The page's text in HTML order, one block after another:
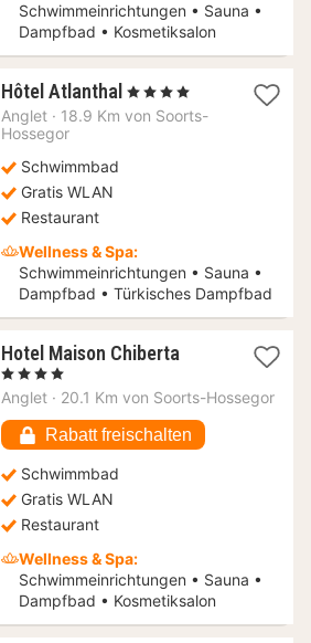
Schwimmeinrichtungen • Sauna •
Dampfbad • Kosmetiksalon
Hôtel Atlanthal 1
Nacht
, 4 Sterne
Anglet · 18.9 Km von Soorts-
Hossegor
Schwimmbad
Gratis WLAN
Restaurant
Wellness & Spa:
Schwimmeinrichtungen • Sauna •
Dampfbad • Türkisches Dampfbad
Hotel Maison Chiberta1
ab
€
, 4 Sterne
Anglet · 20.1 Km von Soorts-Hossegor
Rabatt freischalten
Schwimmbad
Gratis WLAN
Restaurant
Wellness & Spa:
Schwimmeinrichtungen • Sauna •
Dampfbad • Kosmetiksalon